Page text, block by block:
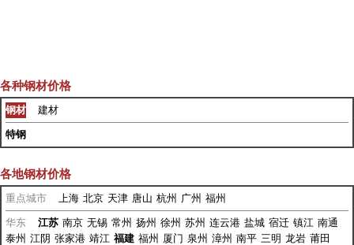
各种钢材价格
钢材 建材
特钢
各地钢材价格
重点城市 上海 北京 天津 唐山 杭州 广州 福州
华东 江苏 南京 无锡 常州 扬州 徐州 苏州 连云港 盐城 宿迁 镇江 南通
泰州 江阴 张家港 靖江 福建 福州 厦门 泉州 漳州 南平 三明 龙岩 莆田